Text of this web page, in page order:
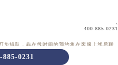
885-0231
400-885-0231
免排队，非在线时间的预约将在客服上线后联